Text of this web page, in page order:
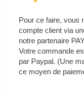
Pour ce faire, vous
compte client via
notre partenaire
Votre commande
par Paypal. (Une
ce moyen de